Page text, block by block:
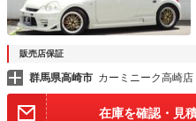
販売店保証
群馬県高崎市 カーミニーク高崎店
在庫を確認・見